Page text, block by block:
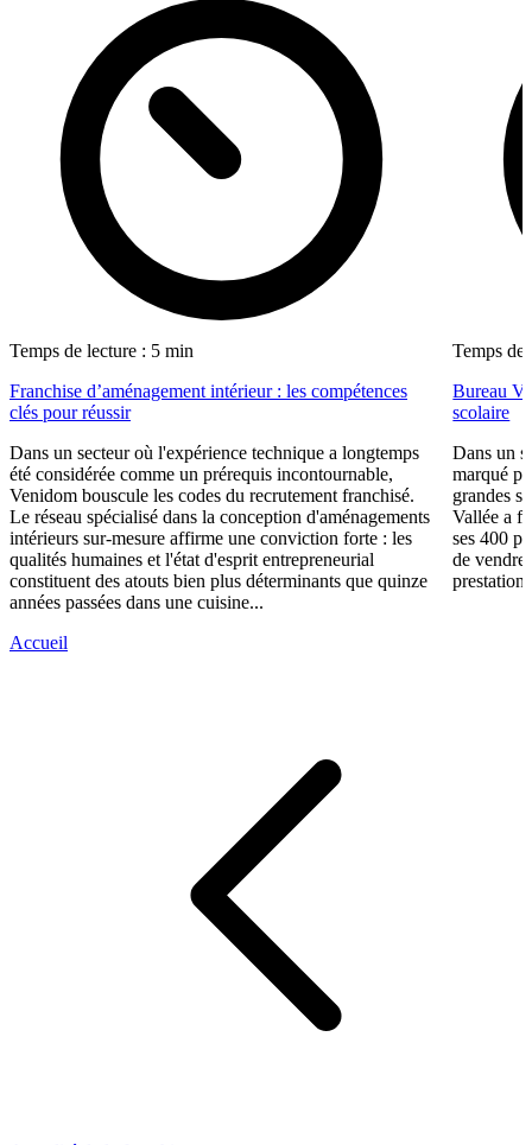
Temps de lecture : 5 min
Franchise d’aménagement intérieur : les compétences
clés pour réussir
Dans un secteur où l'expérience technique a longtemps
été considérée comme un prérequis incontournable,
Venidom bouscule les codes du recrutement franchisé.
Le réseau spécialisé dans la conception d'aménagements
intérieurs sur-mesure affirme une conviction forte : les
qualités humaines et l'état d'esprit entrepreneurial
constituent des atouts bien plus déterminants que quinze
années passées dans une cuisine...
Temps de
Bureau
scolaire
Dans un
marqué
grandes
Vallée a
ses 400
de vendre
Accueil